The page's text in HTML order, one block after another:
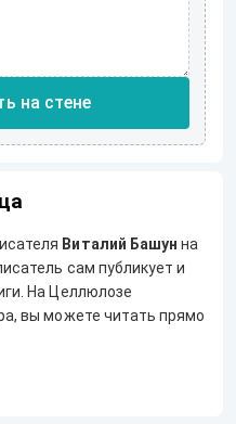
на стене
Виталий Башун на
сам публикует и
На Целлюлозе
вы можете читать прямо